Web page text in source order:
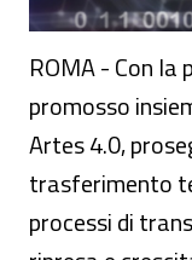
ROMA - Con la
promosso
Artes 4.0,
trasferimento
processi di